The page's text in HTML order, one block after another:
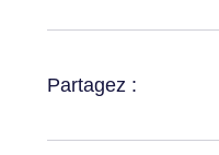
Partagez :